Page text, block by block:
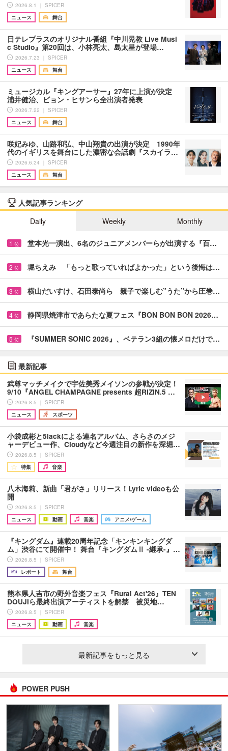
2026.8.1 ｜ SPICER
ニュース
舞台
日テレプラスのオリジナル番組『中川晃教 Live Musi
c Studio』第20回は、小林亮太、島太星が登場…
2026.7.23 ｜ SPICER
ニュース
舞台
ミュージカル『キングアーサー』27年に上演が決定
浦井健治、ビョン・ヒサンら全出演者発表
2026.7.22 ｜ SPICER
ニュース
舞台
咲妃みゆ、山路和弘、中山翔貴の出演が決定 1990年
代のイギリスを舞台にした濃密な会話劇『スカイラ…
2026.6.24 ｜ SPICER
ニュース
舞台
人気記事ランキング
Daily
Weekly Monthly
1 位 堂本光一演出、6名のジュニアメンバーらが出演する『百…
2 位 堀ちえみ 「もっと歌っていればよかった」という後悔は…
3 位 横山だいすけ、石田泰尚ら 親子で楽しむ”うた”から圧巻…
4 位 静岡県焼津市であらたな夏フェス『BON BON BON 2026…
5 位 『SUMMER SONIC 2026』、ベテラン3組の懐メロだけで…
最新記事
武尊マッチメイクで宇佐美秀メイソンの参戦が決定！
9/10『ANGEL CHAMPAGNE presents 超RIZIN.5 …
2026.8.5 ｜ SPICER
ニュース
スポーツ
小袋成彬と5lackによる連名アルバム、さらさのメジ
ャーデビュー作、Cloudyなど今週注目の新作を深堀…
2026.8.5 ｜ SPICER
特集
音楽
八木海莉、新曲「君がさ」リリース！Lyric videoも公
開
2026.8.5 ｜ SPICER
ニュース
動画 音楽 アニメ/ゲーム
『キングダム』連載20周年記念「キンキンキングダ
ム」渋谷にて開催中！ 舞台『キングダムⅡ -継承-』…
2026.8.5 ｜ SPICER
レポート
舞台
熊本県人吉市の野外音楽フェス『Rural Act'26』TEN
DOUJIら最終出演アーティストを解禁 被災地…
2026.8.5 ｜ SPICER
ニュース
動画 音楽
最新記事をもっと見る
POWER PUSH